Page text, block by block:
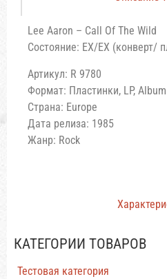
КАТЕГОРИИ ТОВАРОВ
Тестовая категория
Lee Aaron – Call Of The Wild
Состояние: EX/EX (конверт/
Артикул: R 9780
Формат: Пластинки, LP, Album
Страна: Europe
Дата релиза: 1985
Жанр: Rock